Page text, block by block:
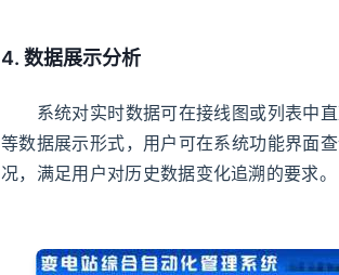
4. 数据展示分析
系统对实时数据可在接线图或列表中直
等数据展示形式，用户可在系统功能界面
况，满足用户对历史数据变化追溯的要求。